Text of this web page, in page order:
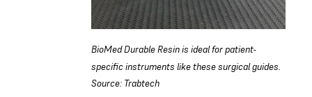
BioMed Durable Resin is ideal for patient-
specific instruments like these surgical guides.
Source: Trabtech